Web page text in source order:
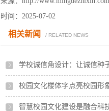
时间：2025-07-02
相关新闻 / RELATED NEWS
学校诚信角设计：让诚信种
校园文化楼体字点亮校园形
智慧校园文化建设是融合科